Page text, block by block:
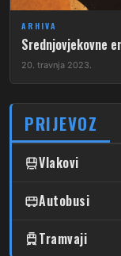
ARHIVA
Srednjovjekovne
20. travnja 2023.
PRIJEVOZ
Vlakovi
Čulinec
Trnava
Autobusi
DUBRAVA
Tramvaji